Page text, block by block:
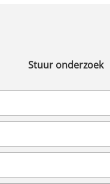
Stuur onderzoek